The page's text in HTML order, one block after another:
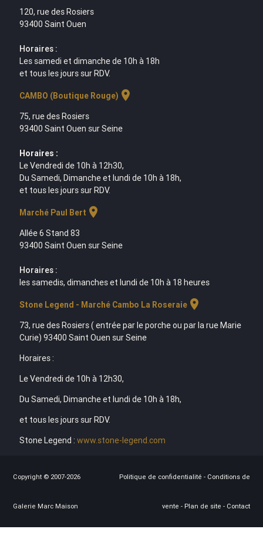
120, rue des Rosiers
93400 Saint Ouen
Horaires :
Les samedi et dimanche de 10h à 18h
et tous les jours sur RDV.
CAMBO (Boutique Rouge) location_on
75, rue des Rosiers
93400 Saint Ouen sur Seine
Horaires :
Le Vendredi de 10h à 12h30,
Du Samedi, Dimanche et lundi de 10h à 18h,
et tous les jours sur RDV.
Marché Paul Bert location_on
Allée 6 Stand 83
93400 Saint Ouen sur Seine
Horaires :
les samedis, dimanches et lundi de 10h à 18 heures
Stone Legend - Marché Cambo La Roseraielocation_on
73, rue des Rosiers ( entrée par le porche ou par la rue Marie
Curie) 93400 Saint Ouen sur Seine
Horaires :
Le Vendredi de 10h à 12h30,
Du Samedi, Dimanche et lundi de 10h à 18h,
et tous les jours sur RDV.
Stone Legend : www.stone-legend.com
Copyright © 2007-2026
Galerie Marc Maison
Politique de confidentialité - Conditions de
vente - Plan de site - Contact